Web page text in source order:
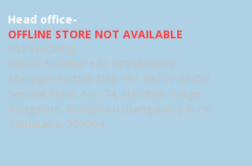
Head office-
OFFLINE STORE NOT AVAILABLE
KSPYWORLD
Phone Number +91 9774638866
Manager Parthib Deb +91 98759 00457
Second Floor, No. 74, Harohali Village,
Bangalore, Bengaluru (Bangalore) Rural,
Karnataka, 560064